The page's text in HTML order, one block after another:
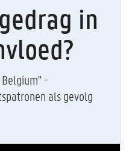
in
-
als gevolg